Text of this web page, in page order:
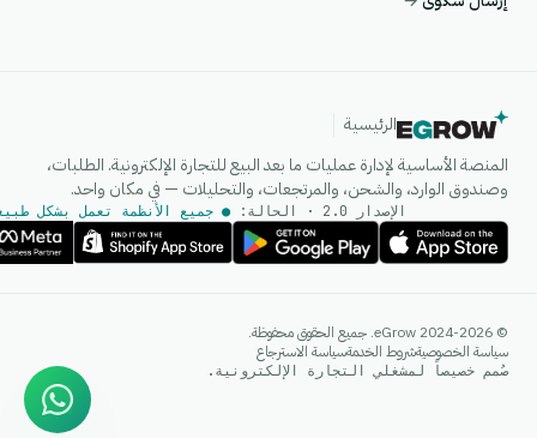
الرئيسية
المنصة الأساسية لإدارة عمليات ما بعد البيع للتجارة الإلكترونية. الطلبات،
وصندوق الوارد، والشحن، والمرتجعات، والتحليلات — في مكان واحد.
الإصدار 2.0 · الحالة: ● جميع الأنظمة تعمل بشكل
© 2024-2026 eGrow. جميع الحقوق محفوظة.
سياسة الخصوصيةشروط الخدمةسياسة الاسترجاع
صُمم خصيصاً لمشغلي التجارة الإلكترونية.
إجابات فورية على واتساب